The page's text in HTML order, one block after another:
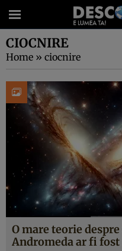
CIOCNIRE
Home » ciocnire
O mare teorie
Andromeda ar fi